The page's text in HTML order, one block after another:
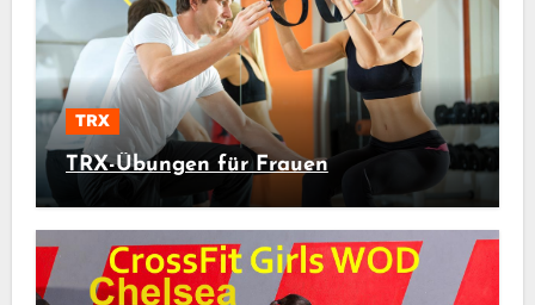
TRX
TRX-Übungen für Frauen